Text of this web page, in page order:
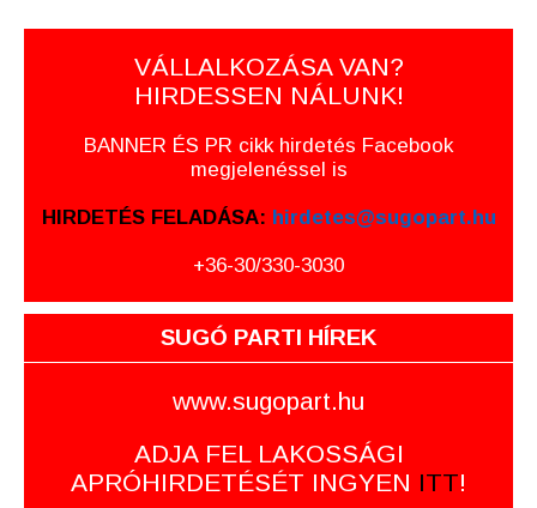
VÁLLALKOZÁSA VAN?
HIRDESSEN NÁLUNK!
BANNER ÉS PR cikk hirdetés Facebook
megjelenéssel is
HIRDETÉS FELADÁSA: hirdetes@sugopart.hu
+36-30/330-3030
SUGÓ PARTI HÍREK
www.sugopart.hu
ADJA FEL LAKOSSÁGI
APRÓHIRDETÉSÉT INGYEN ITT!